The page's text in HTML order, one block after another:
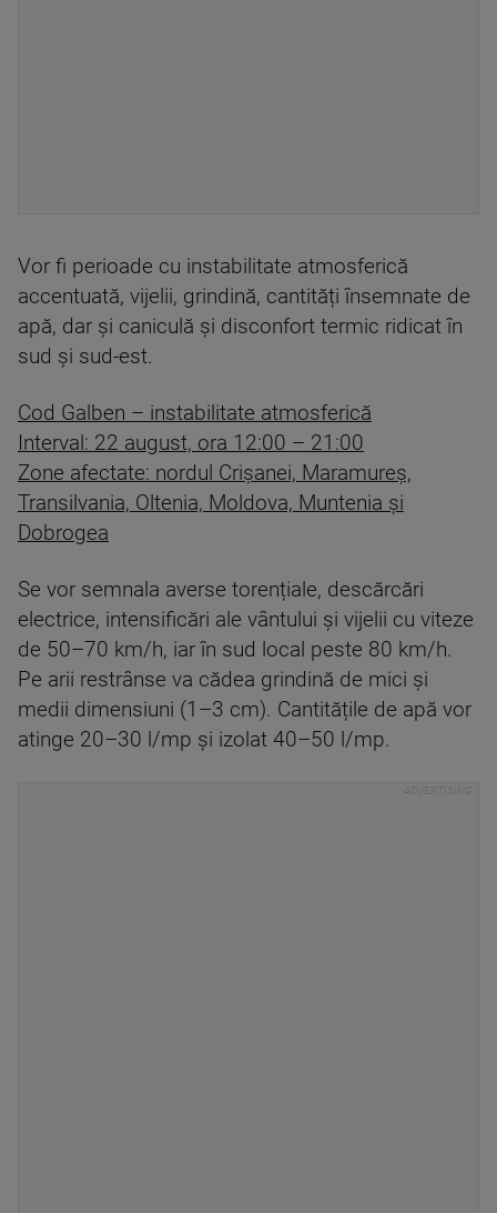
Vor fi perioade cu instabilitate atmosferică
accentuată, vijelii, grindină, cantități însemnate de
apă, dar și caniculă și disconfort termic ridicat în
sud și sud-est.
Cod Galben – instabilitate atmosferică
Interval: 22 august, ora 12:00 – 21:00
Zone afectate: nordul Crișanei, Maramureș,
Transilvania, Oltenia, Moldova, Muntenia și
Dobrogea
Se vor semnala averse torențiale, descărcări
electrice, intensificări ale vântului și vijelii cu viteze
de 50–70 km/h, iar în sud local peste 80 km/h.
Pe arii restrânse va cădea grindină de mici și
medii dimensiuni (1–3 cm). Cantitățile de apă vor
atinge 20–30 l/mp și izolat 40–50 l/mp.